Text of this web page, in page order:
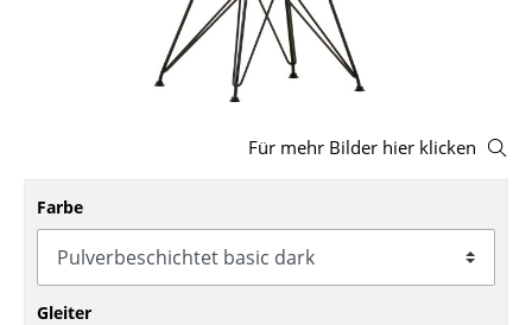
Bänke & Liegen
Schaukelstühle
Bürodrehstühle
Konferenzstühle
Für mehr Bilder hier klicken
Farbe
Gleiter